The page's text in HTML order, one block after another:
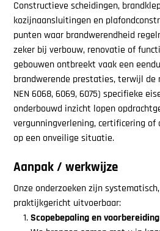
Constructieve scheidingen,
kozijnaansluitingen en
punten waar brandwerendheid
zeker bij verbouw, renovatie of
gebouwen ontbreekt vaak een
brandwerende prestaties, terwijl de
NEN 6068, 6069, 6075) specifieke
onderbouwd inzicht lopen
vergunningverlening, certificering of
op een onveilige situatie.
Aanpak / werkwijze
Onze onderzoeken zijn
praktijkgericht uitvoerbaar:
Scopebepaling en voorbereiding